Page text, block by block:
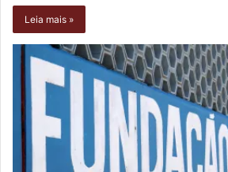
Leia mais »